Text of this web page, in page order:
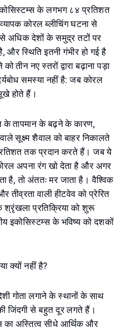
के लगभग ८४ प्रतिशत
कोरल ब्लीचिंग घटना से
से अधिक देशों के समुद्र तटों पर
है, और स्थिति इतनी गंभीर हो गई है
तीन नए स्तरों द्वारा बढ़ाना पड़ा
समस्या नहीं है: जब कोरल
होते हैं।
के तापमान के बढ़ने के कारण,
सूक्ष्म शैवाल को बाहर निकालते
तक प्रदान करते हैं। जब ये
अपना रंग खो देता है और अगर
है, तो अंततः मर जाता है। वैश्विक
तीव्रता वाली हीटवेव को प्रेरित
श्रृंखला प्रतिक्रिया को शुरू
इकोसिस्टम्स के भविष्य को दशकों
क्यों नहीं है?
गोता लगाने के स्थानों के साथ
जिंदगी से बहुत दूर लगते हैं।
का अस्तित्व सीधे आर्थिक और